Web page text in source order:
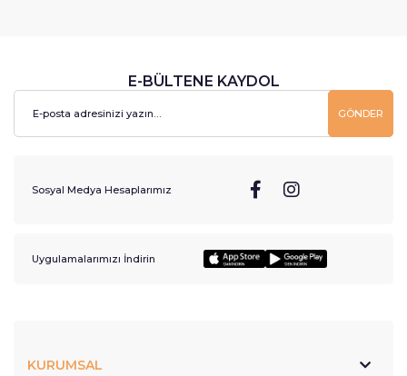
E-BÜLTENE KAYDOL
GÖNDER
Sosyal Medya Hesaplarımız
Uygulamalarımızı İndirin
KURUMSAL